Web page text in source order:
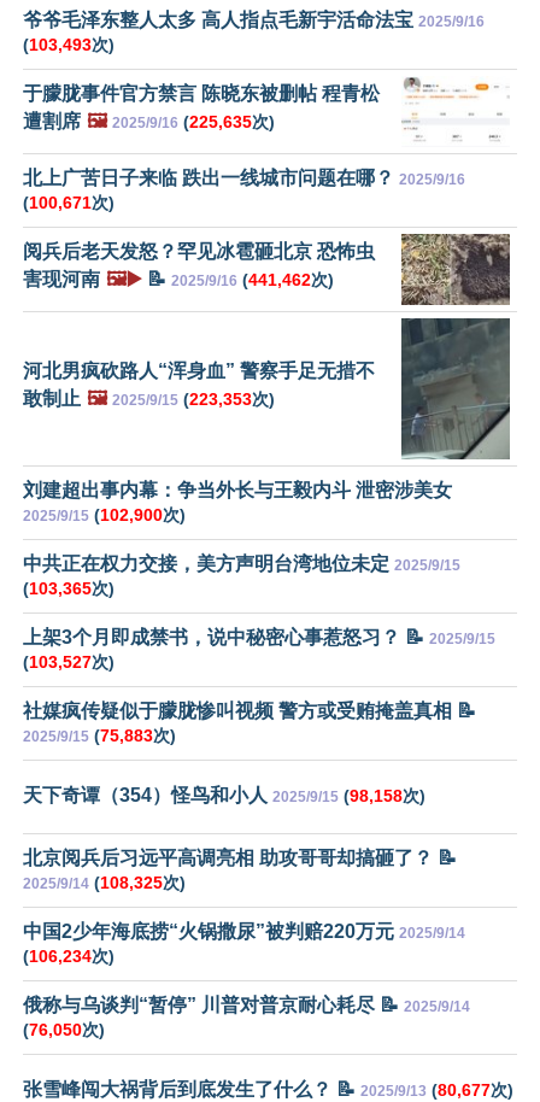
爷爷毛泽东整人太多 高人指点毛新宇活命法宝 2025/9/16
(103,493次)
于朦胧事件官方禁言 陈晓东被删帖 程青松
遭割席 🖼️ 2025/9/16 (225,635次)
北上广苦日子来临 跌出一线城市问题在哪？ 2025/9/16
(100,671次)
阅兵后老天发怒？罕见冰雹砸北京 恐怖虫
害现河南 🖼️▶️ 📝 2025/9/16 (441,462次)
河北男疯砍路人“浑身血” 警察手足无措不
敢制止 🖼️ 2025/9/15 (223,353次)
刘建超出事内幕：争当外长与王毅内斗 泄密涉美女
2025/9/15 (102,900次)
中共正在权力交接，美方声明台湾地位未定 2025/9/15
(103,365次)
上架3个月即成禁书，说中秘密心事惹怒习？ 📝 2025/9/15
(103,527次)
社媒疯传疑似于朦胧惨叫视频 警方或受贿掩盖真相 📝
2025/9/15 (75,883次)
天下奇谭（354）怪鸟和小人 2025/9/15 (98,158次)
北京阅兵后习远平高调亮相 助攻哥哥却搞砸了？ 📝
2025/9/14 (108,325次)
中国2少年海底捞“火锅撒尿”被判赔220万元 2025/9/14
(106,234次)
俄称与乌谈判“暂停” 川普对普京耐心耗尽 📝 2025/9/14
(76,050次)
张雪峰闯大祸背后到底发生了什么？ 📝 2025/9/13 (80,677次)